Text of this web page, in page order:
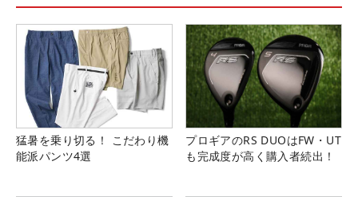
猛暑を乗り切る！ こだわり機
能派パンツ4選
プロギアのRS DUOはFW・UT
も完成度が高く購入者続出！